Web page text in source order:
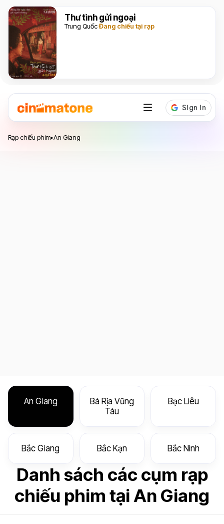
Thư tình gửi ngoại
Trung QuốcĐang chiếu tại rạp
Rạp chiếu phim▸An Giang
An Giang
Bà Rịa Vũng
Tàu
Bạc Liêu
Bắc Giang Bắc Kạn Bắc Ninh
Danh sách các cụm rạp
chiếu phim tại An Giang